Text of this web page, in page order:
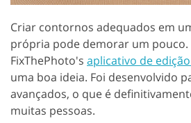
Criar contornos adequados em
própria pode demorar um pouco.
FixThePhoto's aplicativo de
uma boa ideia. Foi desenvolvido
avançados, o que é
muitas pessoas.